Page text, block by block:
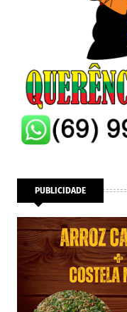
PUBLICIDADE